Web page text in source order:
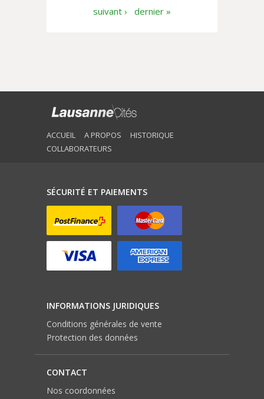
suivant ›
dernier »
ACCUEIL A PROPOS
HISTORIQUE
COLLABORATEURS
SÉCURITÉ ET PAIEMENTS
INFORMATIONS JURIDIQUES
Conditions générales de vente
Protection des données
CONTACT
Nos coordonnées